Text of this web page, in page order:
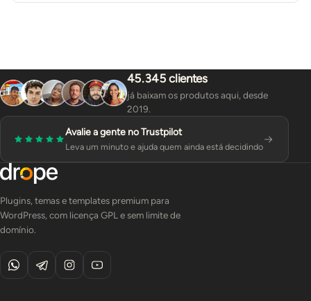
45.345 clientes
já baixam os produtos aqui, desde
2019.
Avalie a gente no Trustpilot
Leva um minuto e ajuda quem ainda está decidindo
Plugins, temas e templates premium para
WordPress, com licença GPL e sem limite de
domínio.